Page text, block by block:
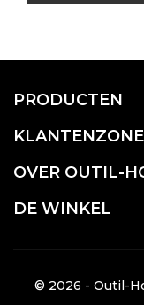
PRODUCTEN
KLANTENZONE
OVER OUTIL-
DE WINKEL
© 2026 - Outil-